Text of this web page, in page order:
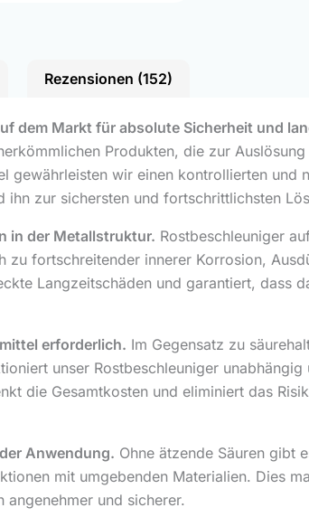
Rezensionen (152)
dem Markt für absolute Sicherheit und
Produkten, die zur
gewährleisten wir einen kontrollierten
zur sichersten und fortschrittlichsten
in der Metallstruktur. Rostbeschleuniger
fortschreitender innerer Korrosion,
Langzeitschäden und garantiert, dass
erforderlich. Im Gegensatz zu
unser Rostbeschleuniger
die Gesamtkosten und eliminiert das
Anwendung. Ohne ätzende Säuren gibt
mit umgebenden Materialien. Dies
angenehmer und sicherer.